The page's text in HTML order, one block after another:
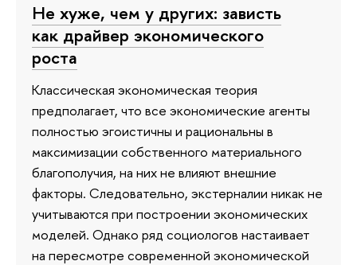
Не хуже, чем у других: зависть
как драйвер экономического
роста
Классическая экономическая теория
предполагает, что все экономические агенты
полностью эгоистичны и рациональны в
максимизации собственного материального
благополучия, на них не влияют внешние
факторы. Следовательно, экстерналии никак не
учитываются при построении экономических
моделей. Однако ряд социологов настаивает
на пересмотре современной экономической